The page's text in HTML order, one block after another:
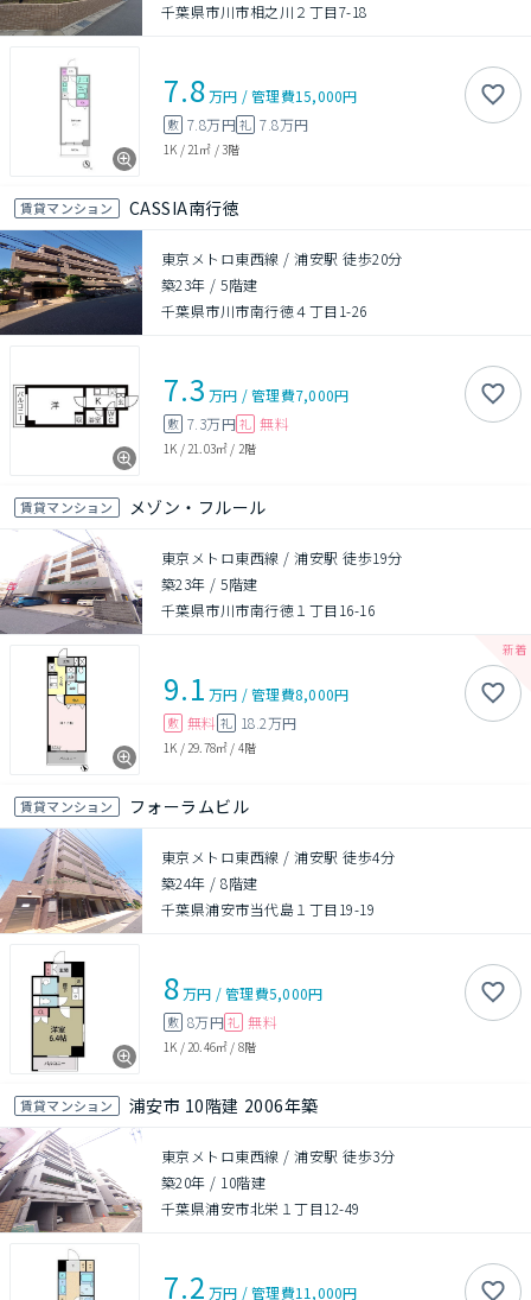
千葉県市川市相之川２丁目7-18
7.8万円 /管理費15,000円
敷 7.8万円礼 7.8万円
1K / 21㎡ /3階
賃貸マンション CASSIA南行徳
東京メトロ東西線 / 浦安駅 徒歩20分
築23年 /5階建
千葉県市川市南行徳４丁目1-26
7.3 万円 /管理費7,000円
敷 7.3万円 礼 無料
1K / 21.03㎡ / 2階
賃貸マンション メゾン・フルール
東京メトロ東西線 / 浦安駅 徒歩19分
築23年 /5階建
千葉県市川市南行徳１丁目16-16
9.1 万円 /管理費8,000円
敷 無料 礼 18.2万円
1K / 29.78㎡ / 4階
賃貸マンション フォーラムビル
東京メトロ東西線 / 浦安駅 徒歩4分
築24年 /8階建
千葉県浦安市当代島１丁目19-19
8万円 /管理費5,000円
敷 8万円 礼 無料
1K / 20.46㎡ / 8階
賃貸マンション 浦安市 10階建 2006年築
東京メトロ東西線 / 浦安駅 徒歩3分
築20年 / 10階建
千葉県浦安市北栄１丁目12-49
7.2 万円 /管理費11,000円